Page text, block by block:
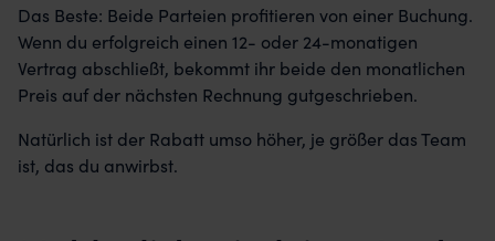
Das Beste: Beide Parteien profitieren von einer Buchung.
Wenn du erfolgreich einen 12- oder 24-monatigen
Vertrag abschließt, bekommt ihr beide den monatlichen
Preis auf der nächsten Rechnung gutgeschrieben.
Natürlich ist der Rabatt umso höher, je größer das Team
ist, das du anwirbst.